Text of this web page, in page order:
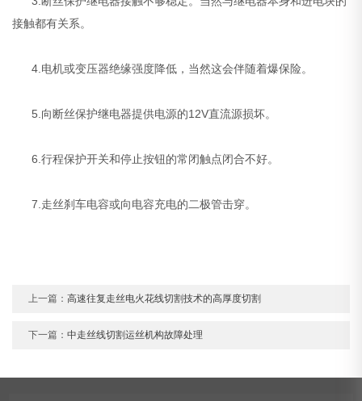
接触都有关系。
4.电机或变压器绝缘强度降低，当然这会伴随着爆保险。
5.向断丝保护继电器提供电源的12V直流源损坏。
6.行程保护开关和停止按钮的常闭触点闭合不好。
7.走丝刹车电容或向电容充电的二极管击穿。
上一篇：高速往复走丝电火花线切割技术的高厚度切割
下一篇：中走丝线切割运丝机构故障处理